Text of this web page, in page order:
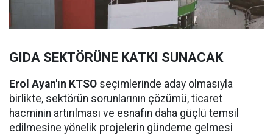
GIDA SEKTÖRÜNE KATKI SUNACAK
Erol Ayan'ın KTSO seçimlerinde aday olmasıyla
birlikte, sektörün sorunlarının çözümü, ticaret
hacminin artırılması ve esnafın daha güçlü temsil
edilmesine yönelik projelerin gündeme gelmesi